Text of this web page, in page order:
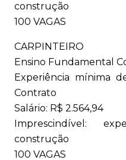
construção
100 VAGAS
CARPINTEIRO
Ensino Fundamental
Experiência mínima
Contrato
Salário: R$ 2.564,94
Imprescindível:
construção
100 VAGAS